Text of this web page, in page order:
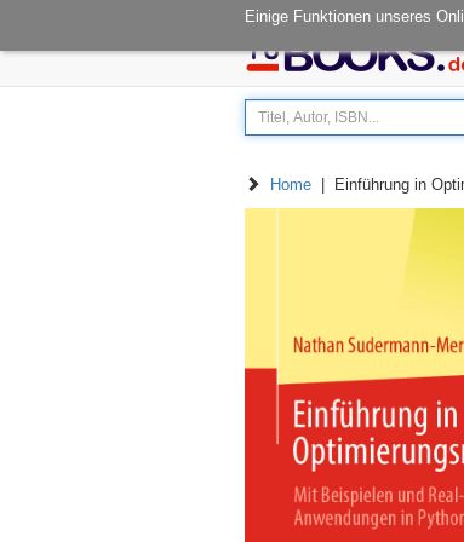
Einige Funktionen unseres
Öffnungszeiten: Mo - Fr 08.00-
Home | Einführung in